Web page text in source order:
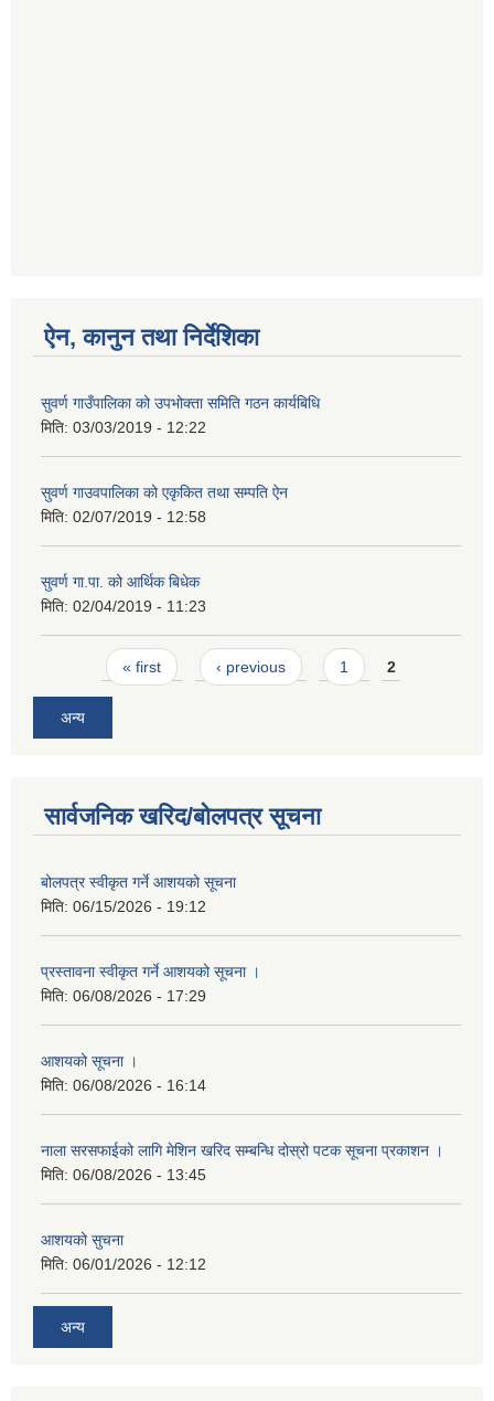
ऐन, कानुन तथा निर्देशिका
सुवर्ण गाउँपालिका को उपभोक्ता समिति गठन कार्यबिधि
मिति: 03/03/2019 - 12:22
सुवर्ण गाउवपालिका को एकृकित तथा सम्पति ऐन
मिति: 02/07/2019 - 12:58
सुवर्ण गा.पा. को आर्थिक बिधेक
मिति: 02/04/2019 - 11:23
Pages« first ‹ previous 1 2
अन्य
सार्वजनिक खरिद/बोलपत्र सूचना
बोलपत्र स्वीकृत गर्ने आशयको सूचना
मिति: 06/15/2026 - 19:12
प्रस्तावना स्वीकृत गर्ने आशयको सूचना ।
मिति: 06/08/2026 - 17:29
आशयको सूचना ।
मिति: 06/08/2026 - 16:14
नाला सरसफाईको लागि मेशिन खरिद सम्बन्धि दोस्रो पटक सूचना प्रकाशन ।
मिति: 06/08/2026 - 13:45
आशयको सुचना
मिति: 06/01/2026 - 12:12
अन्य